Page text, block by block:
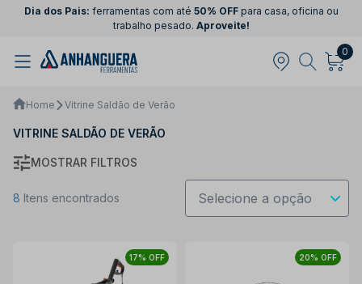
Dia dos Pais: ferramentas com até 50% OFFpara casa, oficina ou
trabalho pesado. Aproveite!
0
Home Vitrine Saldão de Verão
VITRINE SALDÃO DE VERÃO
MOSTRAR FILTROS
8 Itens encontrados
17% OFF 20% OFF